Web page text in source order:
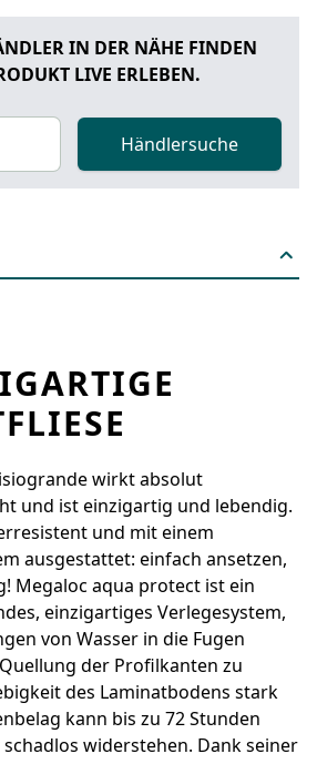
IN DER NÄHE FINDEN
LIVE ERLEBEN.
Händlersuche
wirkt absolut
und ist einzigartig und lebendig.
und mit einem
ausgestattet: einfach ansetzen,
Megaloc aqua protect ist ein
einzigartiges Verlegesystem,
von Wasser in die Fugen
der Profilkanten zu
des Laminatbodens stark
kann bis zu 72 Stunden
widerstehen. Dank seiner